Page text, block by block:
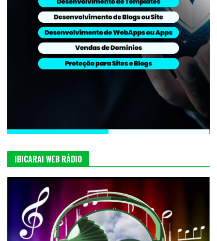
IBICARAI WEB RÁDIO